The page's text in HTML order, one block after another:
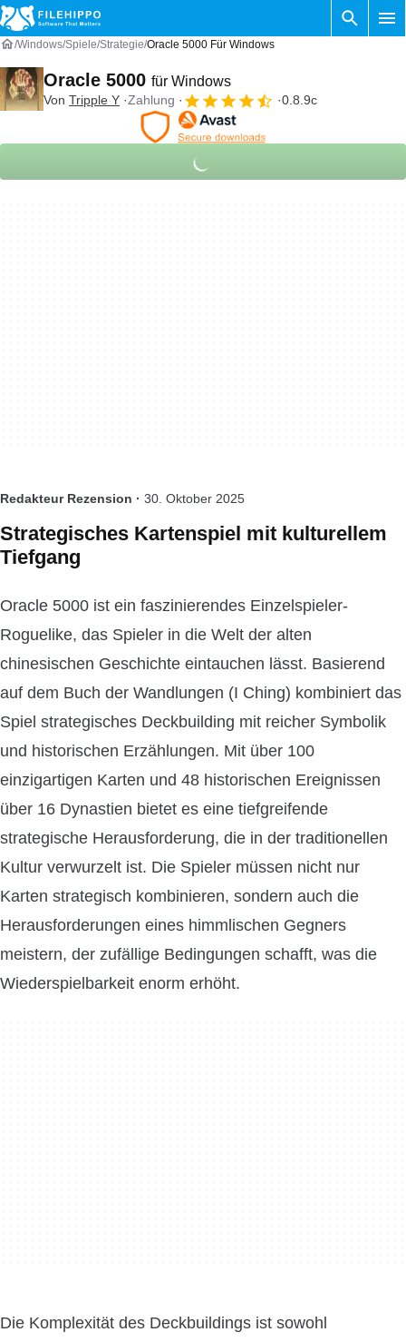
Windows Spiele Strategie Oracle 5000 Für Windows
Oracle 5000 für Windows
Von Tripple Y Zahlung 0.8.9c
Redakteur Rezension · 30. Oktober 2025
Strategisches Kartenspiel mit kulturellem
Tiefgang
Oracle 5000 ist ein faszinierendes Einzelspieler-
Roguelike, das Spieler in die Welt der alten
chinesischen Geschichte eintauchen lässt. Basierend
auf dem Buch der Wandlungen (I Ching) kombiniert das
Spiel strategisches Deckbuilding mit reicher Symbolik
und historischen Erzählungen. Mit über 100
einzigartigen Karten und 48 historischen Ereignissen
über 16 Dynastien bietet es eine tiefgreifende
strategische Herausforderung, die in der traditionellen
Kultur verwurzelt ist. Die Spieler müssen nicht nur
Karten strategisch kombinieren, sondern auch die
Herausforderungen eines himmlischen Gegners
meistern, der zufällige Bedingungen schafft, was die
Wiederspielbarkeit enorm erhöht.
Die Komplexität des Deckbuildings ist sowohl